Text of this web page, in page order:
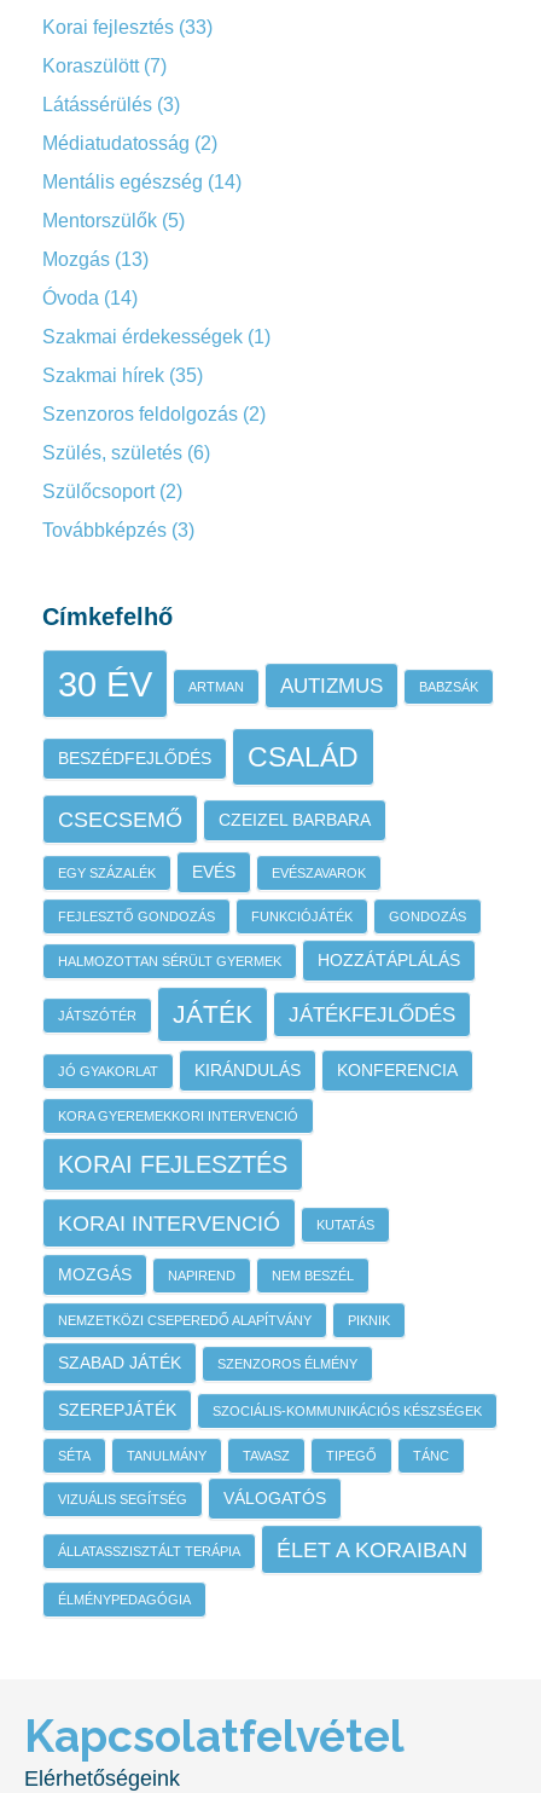
Korai fejlesztés (33)
Koraszülött(7)
Látássérülés (3)
Médiatudatosság (2)
Mentális egészség (14)
Mentorszülők (5)
Mozgás (13)
Óvoda (14)
Szakmai érdekességek (1)
Szakmai hírek (35)
Szenzoros feldolgozás (2)
Szülés, születés (6)
Szülőcsoport(2)
Továbbképzés (3)
Címkefelhő
30 ÉV ARTMAN AUTIZMUS BABZSÁK
BESZÉDFEJLŐDÉS CSALÁD
CSECSEMŐ CZEIZEL BARBARA
EGY SZÁZALÉK EVÉS EVÉSZAVAROK
FEJLESZTŐ GONDOZÁS FUNKCIÓJÁTÉK GONDOZÁS
HALMOZOTTAN SÉRÜLT GYERMEK HOZZÁTÁPLÁLÁS
JÁTSZÓTÉR JÁTÉK JÁTÉKFEJLŐDÉS
JÓ GYAKORLAT KIRÁNDULÁS KONFERENCIA
KORA GYEREMEKKORI INTERVENCIÓ
KORAI FEJLESZTÉS
KORAI INTERVENCIÓ KUTATÁS
MOZGÁS NAPIREND NEM BESZÉL
NEMZETKÖZI CSEPEREDŐ ALAPÍTVÁNY PIKNIK
SZABAD JÁTÉK SZENZOROS ÉLMÉNY
SZEREPJÁTÉK SZOCIÁLIS-KOMMUNIKÁCIÓS KÉSZSÉGEK
SÉTA TANULMÁNY TAVASZ TIPEGŐ TÁNC
VIZUÁLIS SEGÍTSÉG VÁLOGATÓS
ÁLLATASSZISZTÁLT TERÁPIA ÉLET A KORAIBAN
ÉLMÉNYPEDAGÓGIA
Kapcsolatfelvétel
Elérhetőségeink